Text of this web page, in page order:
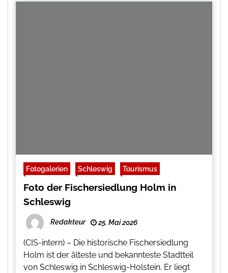
Fotogalerien Schleswig Tourismus
Foto der Fischersiedlung Holm in
Schleswig
Redakteur 25. Mai 2026
(CIS-intern) – Die historische Fischersiedlung
Holm ist der älteste und bekannteste Stadtteil
von Schleswig in Schleswig-Holstein. Er liegt